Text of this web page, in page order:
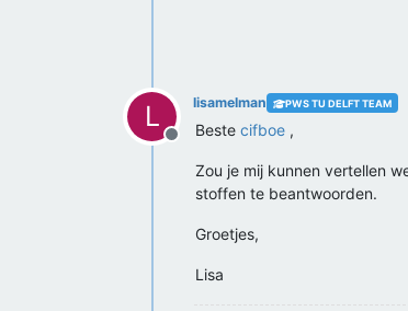
L
Offline
lisamelman PWS TU DELFT TEAM
Beste cifboe ,
Zou je mij kunnen vertellen
stoffen te beantwoorden.
Groetjes,
Lisa